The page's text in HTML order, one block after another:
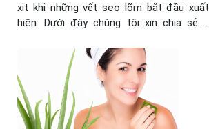
xịt khi những vết sẹo lõm bắt đầu xuất
hiện. Dưới đây chúng tôi xin chia sẻ 3
các bạn hãy cùng tham khảo và áp dụng
ngay nhé! Tham khảo thêm: Cách chữa
sẹo lõm trên ...